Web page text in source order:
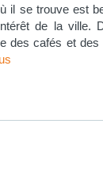
il se trouve est
de la ville.
des cafés et